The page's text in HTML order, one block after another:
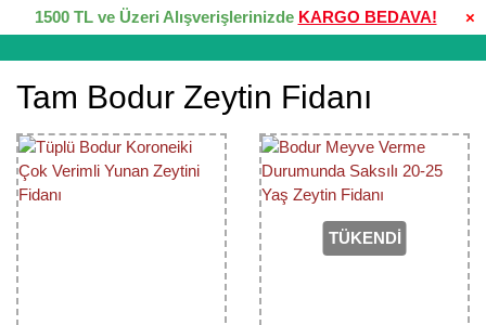
×
1500 TL ve Üzeri Alışverişlerinizde KARGO BEDAVA!
Tam Bodur Zeytin Fidanı
TÜKENDİ